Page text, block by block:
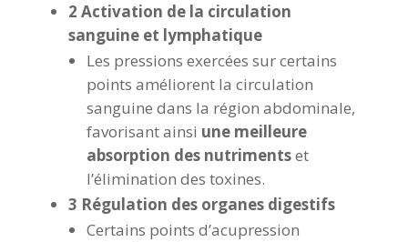
2 Activation de la circulation
sanguine et lymphatique
Les pressions exercées sur certains
points améliorent la circulation
sanguine dans la région abdominale,
favorisant ainsi une meilleure
absorption des nutrimentset
l’élimination des toxines.
3 Régulation des organes digestifs
Certains points d’acupression